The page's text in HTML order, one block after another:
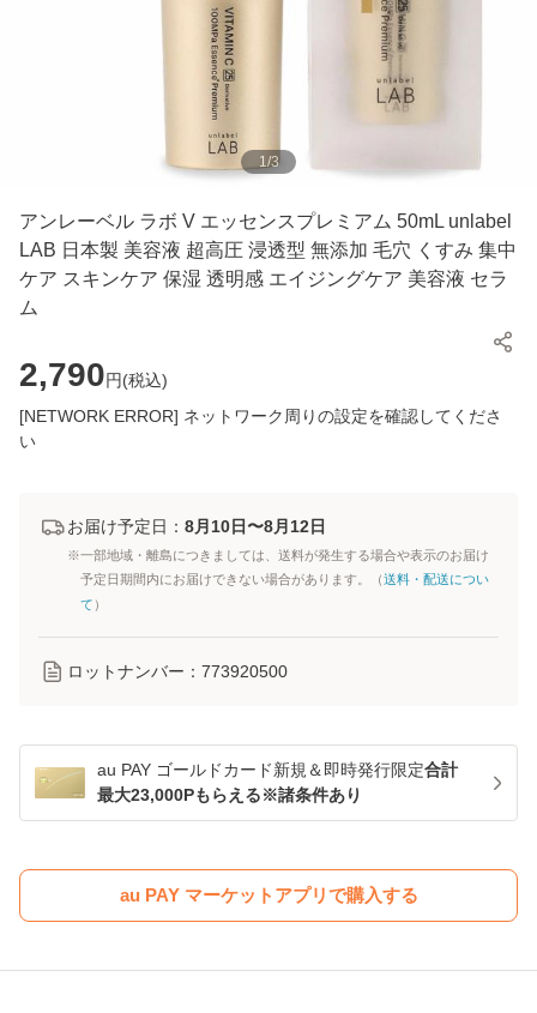
1/3
アンレーベル ラボ V エッセンスプレミアム 50mL unlabel
LAB 日本製 美容液 超高圧 浸透型 無添加 毛穴 くすみ 集中
ケア スキンケア 保湿 透明感 エイジングケア 美容液 セラ
ム
2,790円(税込)
[NETWORK ERROR] ネットワーク周りの設定を確認してくださ
い
お届け予定日： 8月10日〜8月12日
※一部地域・離島につきましては、送料が発生する場合や表示のお届け
予定日期間内にお届けできない場合があります。（送料・配送につい
て ）
ロットナンバー： 773920500
au PAY ゴールドカード新規＆即時発行限定合計
最大23,000Pもらえる※諸条件あり
au PAY マーケットアプリで購入する